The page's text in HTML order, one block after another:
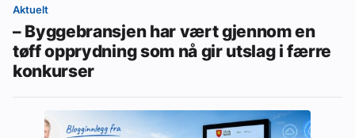
Aktuelt
– Byggebransjen har vært gjennom en
tøff opprydning som nå gir utslag i færre
konkurser